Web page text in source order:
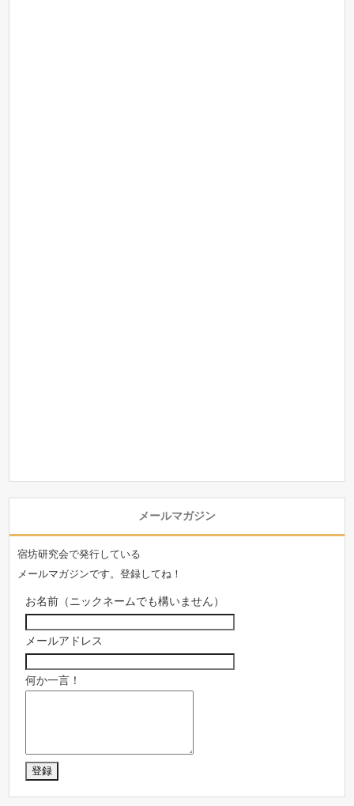
メールマガジン
宿坊研究会で発行している
メールマガジンです。登録してね！
お名前（ニックネームでも構いません）
メールアドレス
何か一言！